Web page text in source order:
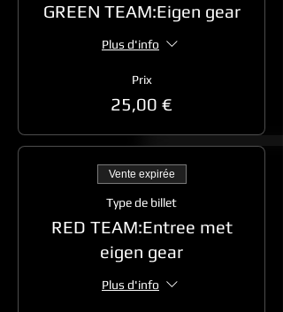
GREEN TEAM:Eigen gear
Plus d'info
Prix
25,00 €
Vente expirée
Type de billet
RED TEAM:Entree met
eigen gear
Plus d'info